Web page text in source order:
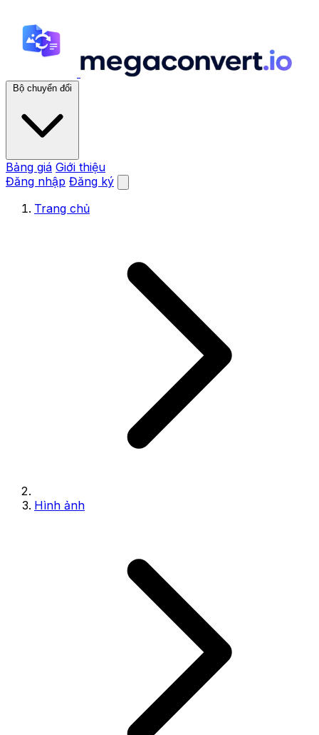
Bộ chuyển đổi
Bảng giá Giới thiệu
Đăng nhập Đăng ký
Trang chủ
Hình ảnh